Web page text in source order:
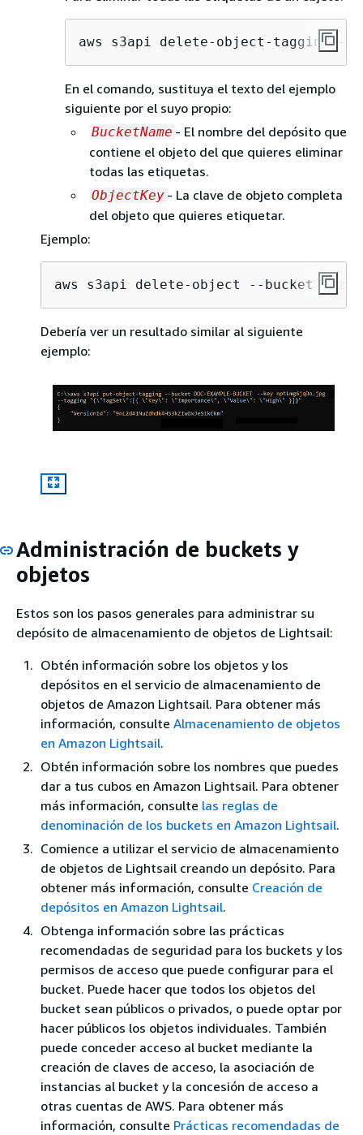
aws s3api delete-object-tagging --
En el comando, sustituya el texto del ejemplo
siguiente por el suyo propio:
BucketName - El nombre del depósito que
contiene el objeto del que quieres eliminar
todas las etiquetas.
ObjectKey - La clave de objeto completa
del objeto que quieres etiquetar.
Ejemplo:
aws s3api delete-object --bucket
Debería ver un resultado similar al siguiente
ejemplo:
Administración de buckets y
objetos
Estos son los pasos generales para administrar su
depósito de almacenamiento de objetos de Lightsail:
Obtén información sobre los objetos y los
depósitos en el servicio de almacenamiento de
objetos de Amazon Lightsail. Para obtener más
información, consulte Almacenamiento de objetos
en Amazon Lightsail.
Obtén información sobre los nombres que puedes
dar a tus cubos en Amazon Lightsail. Para obtener
más información, consulte las reglas de
denominación de los buckets en Amazon Lightsail.
Comience a utilizar el servicio de almacenamiento
de objetos de Lightsail creando un depósito. Para
obtener más información, consulte Creación de
depósitos en Amazon Lightsail.
Obtenga información sobre las prácticas
recomendadas de seguridad para los buckets y los
permisos de acceso que puede configurar para el
bucket. Puede hacer que todos los objetos del
bucket sean públicos o privados, o puede optar por
hacer públicos los objetos individuales. También
puede conceder acceso al bucket mediante la
creación de claves de acceso, la asociación de
instancias al bucket y la concesión de acceso a
otras cuentas de AWS. Para obtener más
información, consulte Prácticas recomendadas de